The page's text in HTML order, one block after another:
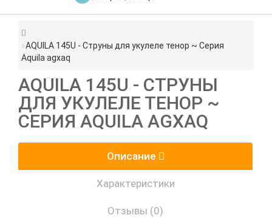
AQUILA 145U - Струны для укулеле тенор ~ Серия
Aquila agxaq
AQUILA 145U - СТРУНЫ
ДЛЯ УКУЛЕЛЕ ТЕНОР ~
СЕРИЯ AQUILA AGXAQ
Описание
Характеристики
Отзывы (0)